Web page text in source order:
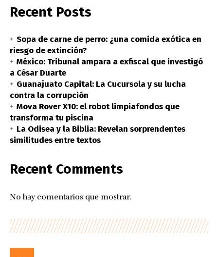
Recent Posts
Sopa de carne de perro: ¿una comida exótica en
riesgo de extinción?
México: Tribunal ampara a exfiscal que investigó
a César Duarte
Guanajuato Capital: La Cucursola y su lucha
contra la corrupción
Mova Rover X10: el robot limpiafondos que
transforma tu piscina
La Odisea y la Biblia: Revelan sorprendentes
similitudes entre textos
Recent Comments
No hay comentarios que mostrar.